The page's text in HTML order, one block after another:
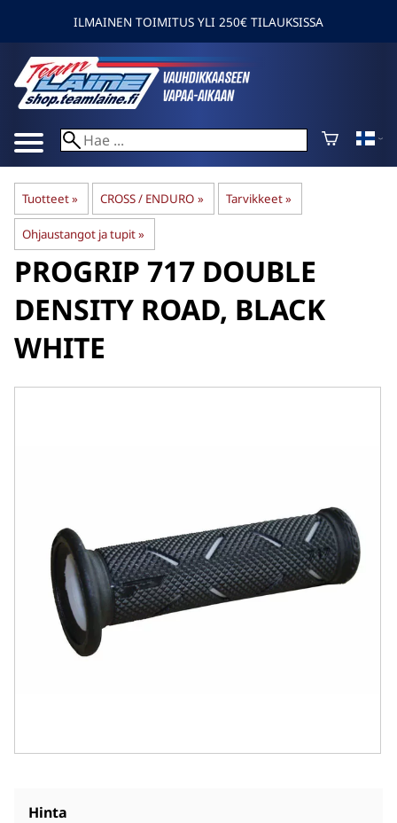
ILMAINEN TOIMITUS YLI 250€ TILAUKSISSA
Tuotteet‪» CROSS / ENDURO ‪» Tarvikkeet‪»
Ohjaustangot ja tupit‪»
PROGRIP 717 DOUBLE
DENSITY ROAD, BLACK
WHITE
Hinta